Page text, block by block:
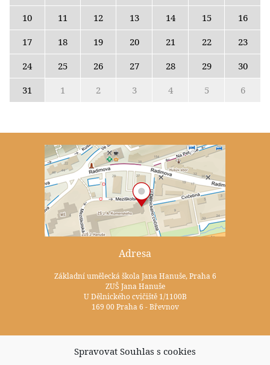
Spravovat Souhlas s cookies
10
11 12 13 14 15
16
17
18 19 20 21 22
23
24
25 26 27 28 29
30
31
1 2 3 4 5 6
Adresa
Základní umělecká škola Jana Hanuše, Praha 6
ZUŠ Jana Hanuše
U Dělnického cvičiště 1/1100B
169 00 Praha 6 - Břevnov